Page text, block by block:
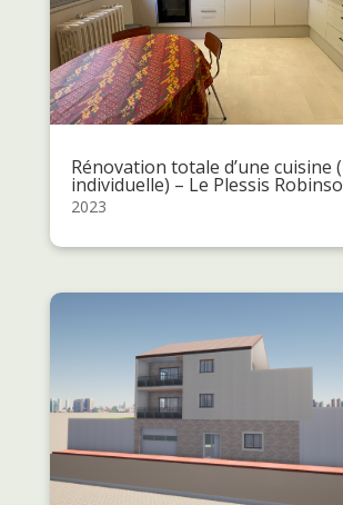
Rénovation totale d’une cuisine
individuelle) – Le Plessis
2023